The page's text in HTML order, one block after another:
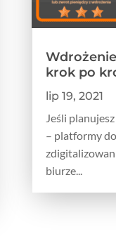
krok po
lip 19, 2021
Jeśli
– platformy
biurze...